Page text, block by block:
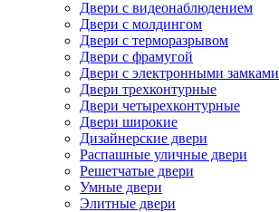
Двери с видеонаблюдением
Двери с молдингом
Двери с терморазрывом
Двери с фрамугой
Двери с электронными замками
Двери трехконтурные
Двери четырехконтурные
Двери широкие
Дизайнерские двери
Распашные уличные двери
Решетчатые двери
Умные двери
Элитные двери